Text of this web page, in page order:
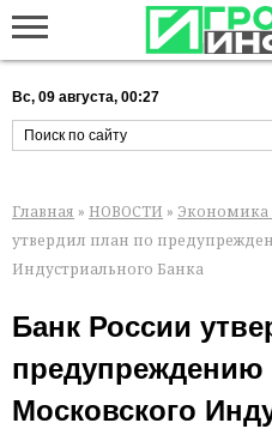
Вс, 09 августа, 00:27
Главная » НОВОСТИ »
утвердил план по
Индустриального Банка
Банк России
предупреждению
Московского